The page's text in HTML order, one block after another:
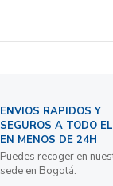
ENVIOS RAPIDOS Y
SEGUROS A TODO
EN MENOS DE 24H
Puedes recoger en
sede en Bogotá.